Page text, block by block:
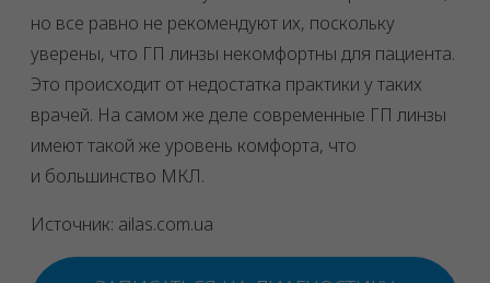
но все равно не рекомендуют их, поскольку
уверены, что ГП линзы некомфортны для пациента.
Это происходит от недостатка практики у таких
врачей. На самом же деле современные ГП линзы
имеют такой же уровень комфорта, что
и большинство МКЛ.
Источник: ailas.com.ua